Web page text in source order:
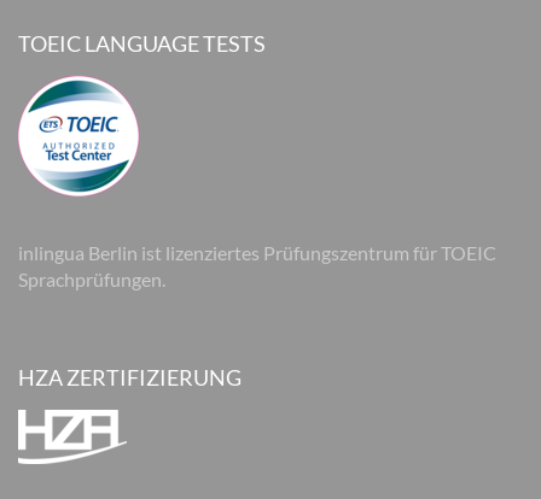
TOEIC LANGUAGE TESTS
inlingua Berlin ist lizenziertes Prüfungszentrum für TOEIC
Sprachprüfungen.
HZA ZERTIFIZIERUNG